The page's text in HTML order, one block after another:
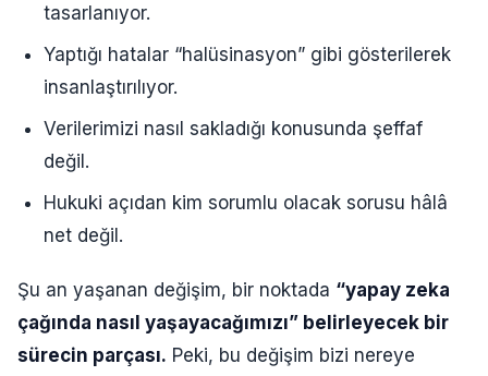
tasarlanıyor.
Yaptığı hatalar “halüsinasyon” gibi gösterilerek
insanlaştırılıyor.
Verilerimizi nasıl sakladığı konusunda şeffaf
değil.
Hukuki açıdan kim sorumlu olacak sorusu hâlâ
net değil.
Şu an yaşanan değişim, bir noktada “yapay zeka
çağında nasıl yaşayacağımızı” belirleyecek bir
sürecin parçası. Peki, bu değişim bizi nereye